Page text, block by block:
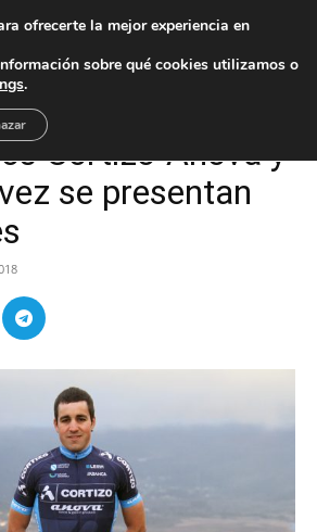
Cortizo-Anova y
se presentan
ofrecerte la mejor experiencia en
sobre qué cookies utilizamos o
.